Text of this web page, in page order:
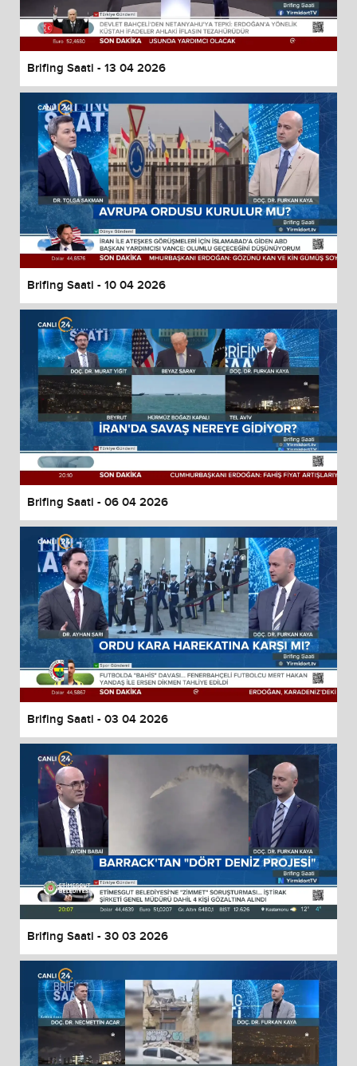
Brifing Saati - 13 04 2026
Brifing Saati - 10 04 2026
Brifing Saati - 06 04 2026
Brifing Saati - 03 04 2026
Brifing Saati - 30 03 2026